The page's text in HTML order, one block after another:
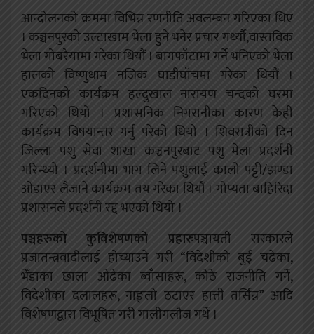
आन्दोलनको क्रममा विभिन्न रणनीति अवलम्बन गरिएका थिए
। कञ्चनपुरको उल्टाखाम भेला हुने भनेर प्रचार गर्थ्यौ,वास्तविक
भेला गोबरैयामा गरेका थियौं । बागफाँटामा गर्ने भनिएको भेला
हालको विष्णुधाम नजिक घाडीघाँचमा गरेका थियौं ।
एकदिनको कार्यक्रम हल्दुखाल नारायण चन्दको घरमा
गरिएको थियो । प्रशासनिक निगरानीका कारण केही
कार्यक्रम विषयान्तर गर्नु परेको थियो । शिवरात्रीको दिन
जिल्ला पशु सेवा शाखा कञ्चनपुरबाट पशु मेला प्रदर्शनी
गरिन्थ्यो । प्रदर्शनीमा भाग लिने पशुलाई कालो पट्टी/झण्डा
ओडाएर लैजाने कार्यक्रम तय गरेका थियौं । गोप्यता बाहिरिदा
प्रशासनले प्रदर्शनी रद्द भएको थियो ।
पञ्चहरुको कुविशेषणको प्रहारःपञ्चायती सरकारले
प्रजातन्त्रवादीलाई होच्याउने गरी “विदेशीको बुई चढेका,
भेँडाका छाला ओढेका ब्वाँसाहरू, कोठे राजनीति गर्ने,
विदेशीका दलालहरू, नाङ्लो ठटाएर हात्ती तर्सिन्न” आदि
विशेषणद्वारा विभूषित गरी गालीगलौज गर्थे ।